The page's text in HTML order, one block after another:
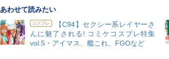
あわせて読みたい
コスプレ
【C94】セクシー系レイヤーさ
んに魅了される! コミケコスプレ特集
vol.5・アイマス、艦これ、FGOなど